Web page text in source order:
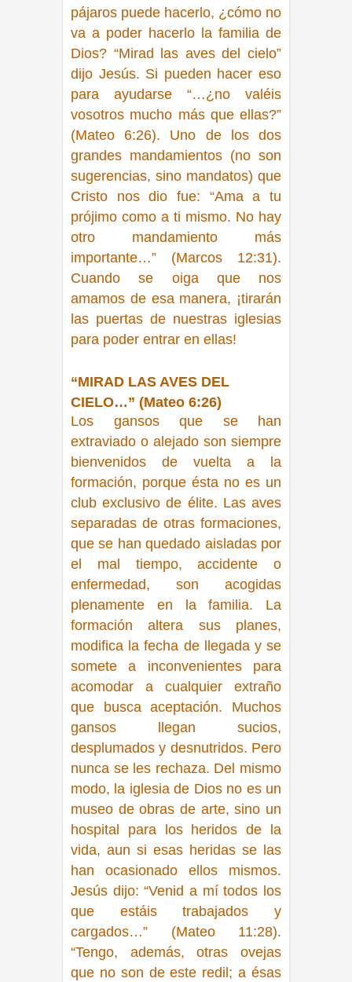
pájaros puede hacerlo, ¿cómo no
va a poder hacerlo la familia de
Dios? “Mirad las aves del cielo”
dijo Jesús. Si pueden hacer eso
para ayudarse “…¿no valéis
vosotros mucho más que ellas?”
(Mateo 6:26).
Uno de los dos
grandes mandamientos (no son
sugerencias, sino mandatos) que
Cristo nos dio fue:
“Ama a tu
prójimo como a ti mismo. No hay
otro mandamiento más
importante…” (Marcos 12:31).
Cuando se oiga que nos
amamos de esa manera, ¡tirarán
las puertas de nuestras iglesias
para poder entrar en ellas!
“MIRAD LAS AVES DEL
CIELO…” (Mateo 6:26)
Los gansos que se han
extraviado o alejado son siempre
bienvenidos de vuelta a la
formación, porque ésta no es un
club exclusivo de élite. Las aves
separadas de otras formaciones,
que se han quedado aisladas por
el mal tiempo, accidente o
enfermedad, son acogidas
plenamente en la familia. La
formación altera sus planes,
modifica la fecha de llegada y se
somete a inconvenientes para
acomodar a cualquier extraño
que busca aceptación. Muchos
gansos llegan sucios,
desplumados y desnutridos. Pero
nunca se les rechaza. Del mismo
modo, la iglesia de Dios no es un
museo de obras de arte, sino un
hospital para los heridos de la
vida, aun si esas heridas se las
han ocasionado ellos mismos.
Jesús dijo: “Venid a mí todos los
que estáis trabajados y
cargados…” (Mateo 11:28).
“Tengo, además, otras ovejas
que no son de este redil; a ésas